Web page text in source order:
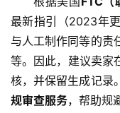
公
司
海
外
银
最新指引（2023年
与人工制作同等的责
等。因此，建议卖家
核，并保留生成记录
规审查服务，帮助规